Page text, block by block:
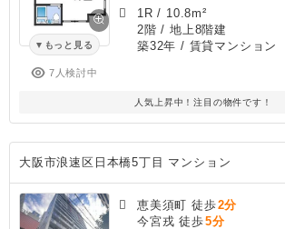
もっと見る
7人検討中
1R / 10.8m²
2階 / 地上8階建
築32年 / 賃貸マンション
人気上昇中！注目の物件です！
大阪市浪速区日本橋5丁目 マンション
恵美須町 徒歩2分
今宮戎 徒歩5分